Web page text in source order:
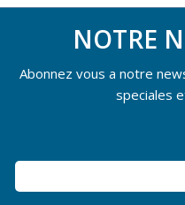
NOTRE
Abonnez vous a notre
speciales